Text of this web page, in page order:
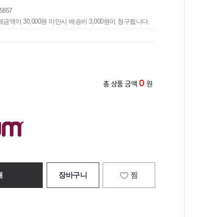
금액이 30,000원 미만시 배송비 3,000원이 청구됩니다.
총 상품 금액 0 원
장바구니 찜